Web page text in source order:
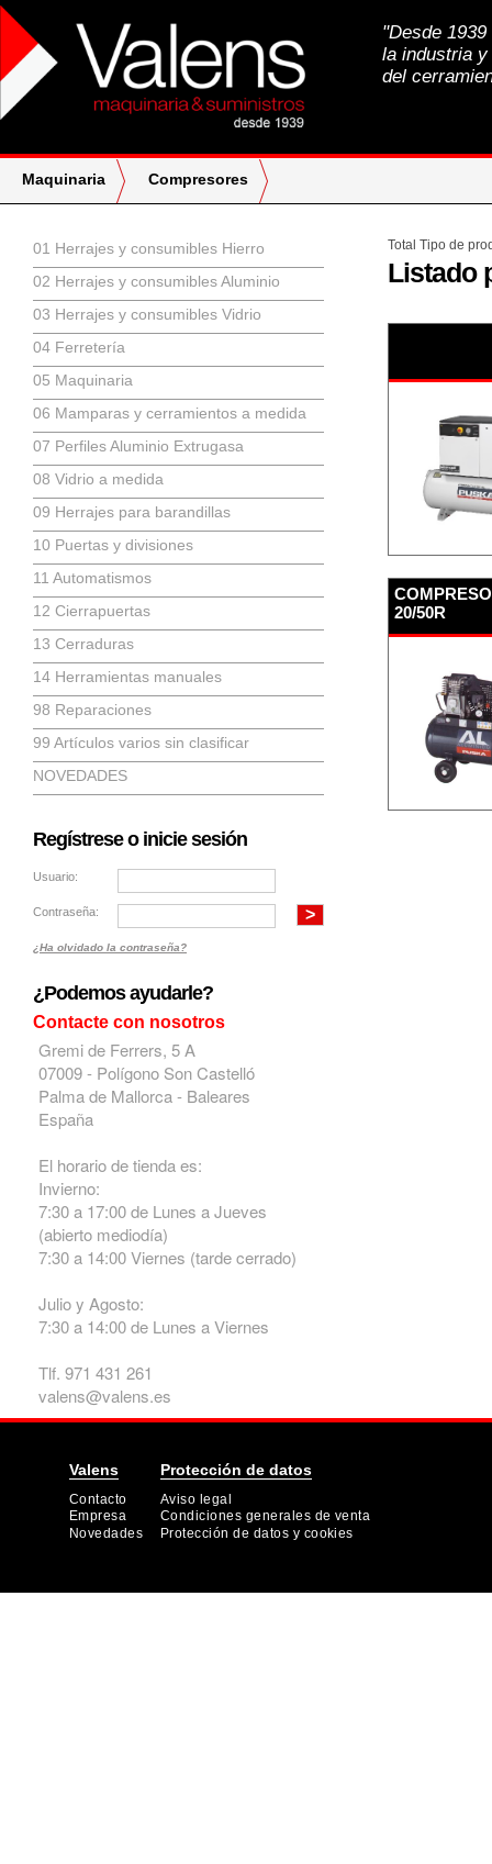
"Desde
la industria
del
Maquinaria Compresores
01 Herrajes y consumibles Hierro
02 Herrajes y consumibles Aluminio
03 Herrajes y consumibles Vidrio
04 Ferretería
05 Maquinaria
06 Mamparas y cerramientos a medida
07 Perfiles Aluminio Extrugasa
08 Vidrio a medida
09 Herrajes para barandillas
10 Puertas y divisiones
11 Automatismos
12 Cierrapuertas
13 Cerraduras
14 Herramientas manuales
98 Reparaciones
99 Artículos varios sin clasificar
NOVEDADES
Regístrese o inicie sesión
Usuario:
Contraseña:
¿Ha olvidado la contraseña?
¿Podemos ayudarle?
Contacte con nosotros
Gremi de Ferrers, 5 A
07009 - Polígono Son Castelló
Palma de Mallorca - Baleares
España
El horario de tienda es:
Invierno:
7:30 a 17:00 de Lunes a Jueves
(abierto mediodía)
7:30 a 14:00 Viernes (tarde cerrado)
Julio y Agosto:
7:30 a 14:00 de Lunes a Viernes
Tlf. 971 431 261
valens@valens.es
Total Tipo de
Listado
20/50R
Valens
Contacto
Empresa
Novedades
Protección de datos
Aviso legal
Condiciones generales de venta
Protección de datos y cookies